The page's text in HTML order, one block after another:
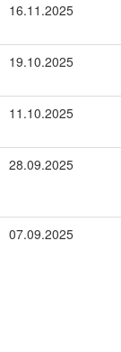
16.11.2025
19.10.2025
11.10.2025
28.09.2025
07.09.2025